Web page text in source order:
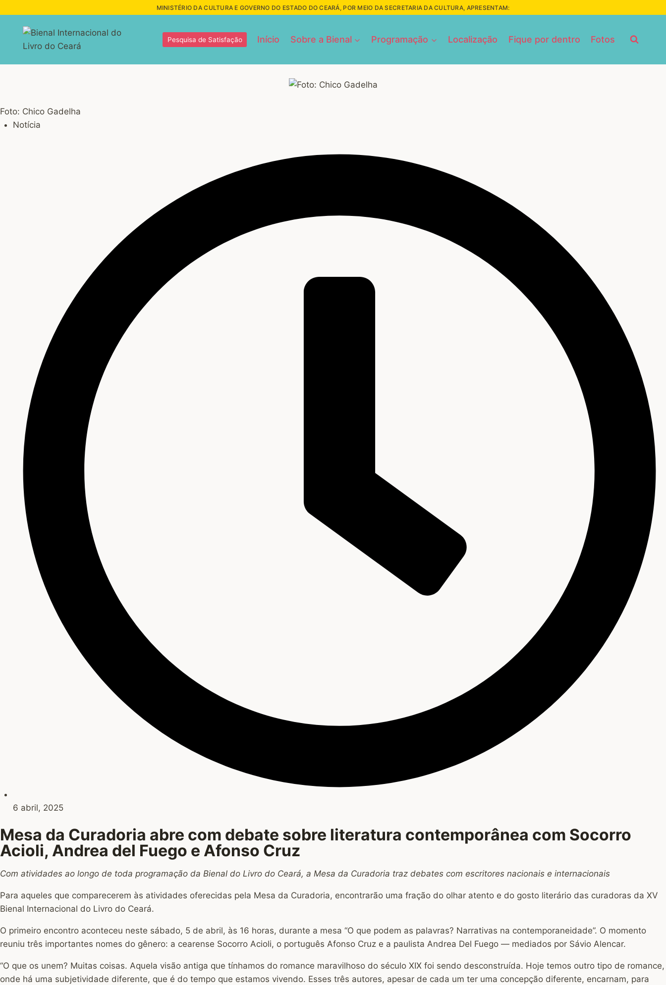
MINISTÉRIO DA CULTURA E GOVERNO DO ESTADO DO CEARÁ, POR MEIO DA SECRETARIA DA CULTURA, APRESENTAM:
Pesquisa de Satisfação Início Sobre a Bienal Programação Localização Fique por dentro Fotos
Foto: Chico Gadelha
Notícia
6 abril, 2025
Mesa da Curadoria abre com debate sobre literatura contemporânea com Socorro
Acioli, Andrea del Fuego e Afonso Cruz
Com atividades ao longo de toda programação da Bienal do Livro do Ceará, a Mesa da Curadoria traz debates com escritores nacionais e internacionais
Para aqueles que comparecerem às atividades oferecidas pela Mesa da Curadoria, encontrarão uma fração do olhar atento e do gosto literário das curadoras da XV
Bienal Internacional do Livro do Ceará.
O primeiro encontro aconteceu neste sábado, 5 de abril, às 16 horas, durante a mesa “O que podem as palavras? Narrativas na contemporaneidade”. O momento
reuniu três importantes nomes do gênero: a cearense Socorro Acioli, o português Afonso Cruz e a paulista Andrea Del Fuego — mediados por Sávio Alencar.
“O que os unem? Muitas coisas. Aquela visão antiga que tínhamos do romance maravilhoso do século XIX foi sendo desconstruída. Hoje temos outro tipo de romance,
onde há uma subjetividade diferente, que é do tempo que estamos vivendo. Esses três autores, apesar de cada um ter uma concepção diferente, encarnam, para